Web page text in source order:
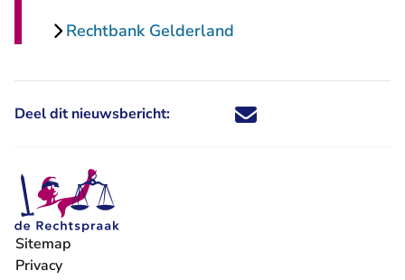
Rechtbank Gelderland
Deel dit nieuwsbericht: Deel dit nieuwsbericht via X -
Deel dit nieuwsbericht via
Deel dit nieuwsbericht
Deel dit
Sitemap
Privacy